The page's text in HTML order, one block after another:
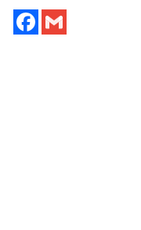
Facebook